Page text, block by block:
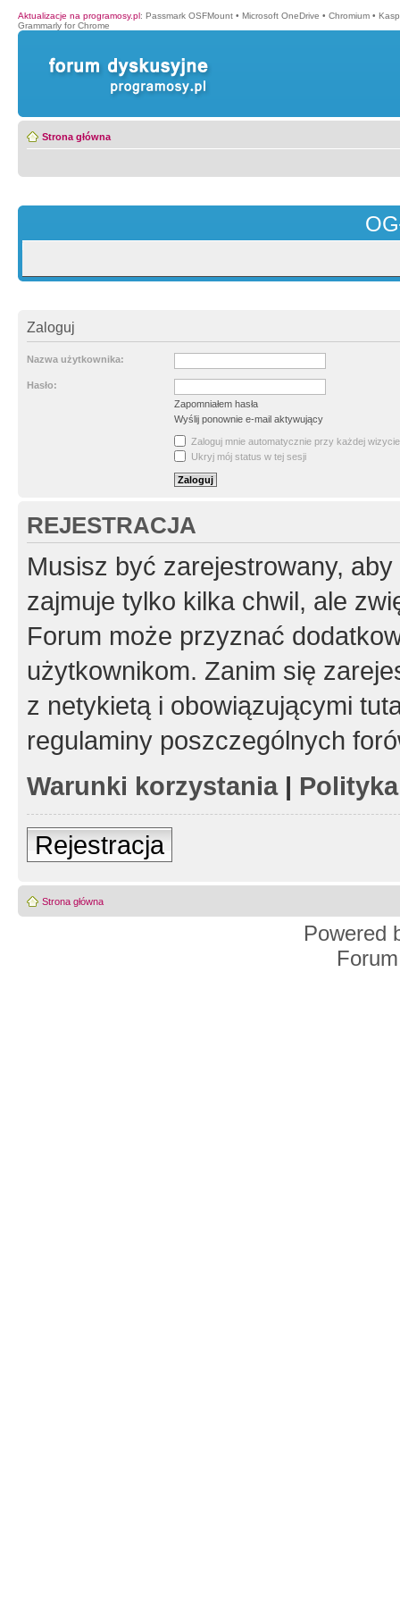
Aktualizacje na programosy.pl: Passmark OSFMount • Microsoft OneDrive • Chromium •
Grammarly for Chrome
Strona główna
Zaloguj
Nazwa użytkownika:
Hasło:
Zapomniałem hasła
Wyślij ponownie e-mail aktywujący
Zaloguj mnie automatycznie przy każdej wizycie
Ukryj mój status w tej sesji
REJESTRACJA
Musisz być zarejestrowany,
zajmuje tylko kilka chwil, ale
Forum może przyznać
użytkownikom. Zanim się
z netykietą i obowiązującymi
regulaminy poszczególnych
Warunki korzystania|
Rejestracja
Strona główna
Powered